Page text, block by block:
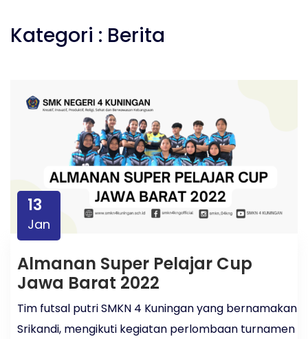
Kategori : Berita
13
Jan
Almanan Super Pelajar Cup
Jawa Barat 2022
Tim futsal putri SMKN 4 Kuningan yang bernamakan
Srikandi, mengikuti kegiatan perlombaan turnamen